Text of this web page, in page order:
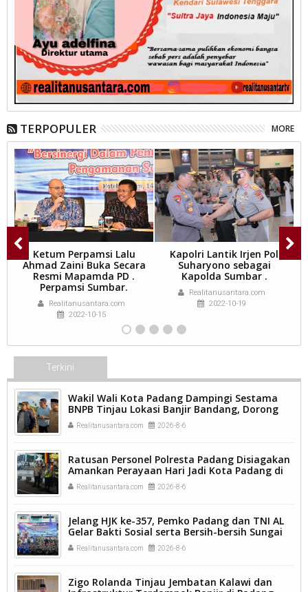
TERPOPULER MORE
Ketum Perpamsi Lalu
Ahmad Zaini Buka Secara
Resmi Mapamda PD .
Perpamsi Sumbar.
Realitanusantara.com
2022-10-15
Kapolri Lantik Irjen Pol
Suharyono sebagai
Kapolda Sumbar .
Realitanusantara.com
2022-10-19
Terkini
Wakil Wali Kota Padang Dampingi Sestama
BNPB Tinjau Lokasi Banjir Bandang, Dorong
Percepatan Penanganan Pascabencana.
Realitanusantara.com 2026-8-6
Ratusan Personel Polresta Padang Disiagakan
Amankan Perayaan Hari Jadi Kota Padang di
Kawasan Pantai Padang.
Realitanusantara.com 2026-8-6
Jelang HJK ke-357, Pemko Padang dan TNI AL
Gelar Bakti Sosial serta Bersih-bersih Sungai
Batang Arau.
Realitanusantara.com 2026-8-6
Zigo Rolanda Tinjau Jembatan Kalawi dan